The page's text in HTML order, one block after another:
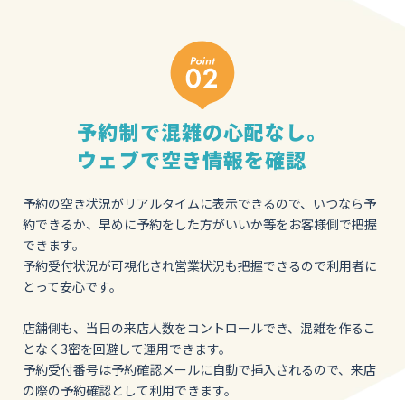
予約制で混雑の心配なし。
ウェブで空き情報を確認
予約の空き状況がリアルタイムに表示できるので、いつなら予
約できるか、早めに予約をした方がいいか等をお客様側で把握
できます。
予約受付状況が可視化され営業状況も把握できるので利用者に
とって安心です。
店舗側も、当日の来店人数をコントロールでき、混雑を作るこ
となく3密を回避して運用できます。
予約受付番号は予約確認メールに自動で挿入されるので、来店
の際の予約確認として利用できます。